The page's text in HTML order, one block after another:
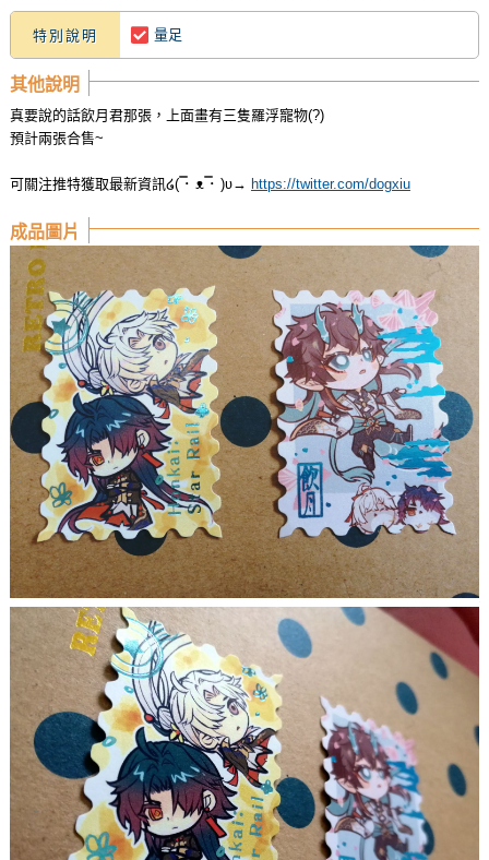
特別說明 量足
其他說明
真要說的話飲月君那張，上面畫有三隻羅浮寵物(?)
預計兩張合售~
可關注推特獲取最新資訊໒( ̿･ ᴥ ̿･ )ʋ→ https://twitter.com/dogxiu
成品圖片